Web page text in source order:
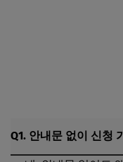
Q1. 안내문 없이 신청